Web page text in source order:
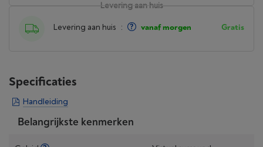
Levering aan huis
Levering aan huis : vanaf morgen Gratis
Specificaties
Handleiding
Belangrijkste kenmerken